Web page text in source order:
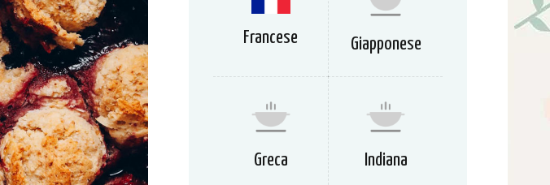
Francese Giapponese
Greca Indiana